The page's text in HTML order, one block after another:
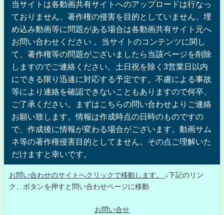
当サイトは各動画共有サイトへのアップロードは行なっ
ておりません、著作権の侵害を目的としていません、埋
め込み動画等に問題がある場合は各動画共有サイト元へ
お問い合わせください 。当サイトのコンテンツに関し
て、著作権等の問題がございましたら当該ページを削除
しますのでご連絡ください。土日祝を除く3営業日以内
にできる限り迅速に対応する予定です。不慮による事故
等により連絡を確認できないこともありますので何卒、
ご了承ください。まずはこちらの問い合わせよりご連絡
お願い致します。情報は作成時点の日時のものですの
で、作成後に情報が変わる場合がございます。動画サム
ネ等の著作権侵害目的としてません。その点ご理解いた
だけますと幸いです。
お問い合わせのサイトへクリックで移動します。
↓下記のリン
ク、ボタンを押すと問い合わせページに移動
お問い合せ